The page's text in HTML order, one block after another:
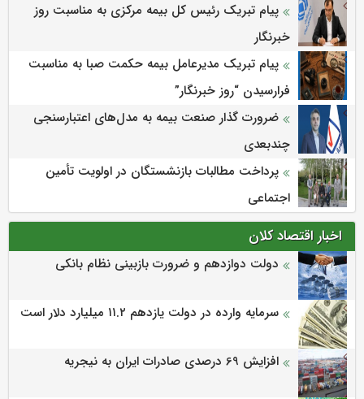
پیام تبریک رئیس کل بیمه مرکزی به مناسبت روز
خبرنگار
پیام تبریک مدیرعامل بیمه حکمت صبا به مناسبت
فرارسیدن “روز خبرنگار”
ضرورت گذار صنعت بیمه به مدل‌های اعتبارسنجی
چندبعدی
پرداخت مطالبات بازنشستگان در اولویت تأمین
اجتماعی
اخبار اقتصاد کلان
دولت دوازدهم و ضرورت بازبینی نظام بانکی
سرمایه وارده در دولت یازدهم ۱۱.۲ میلیارد دلار است
افزایش 69 درصدی صادرات ایران به نیجریه